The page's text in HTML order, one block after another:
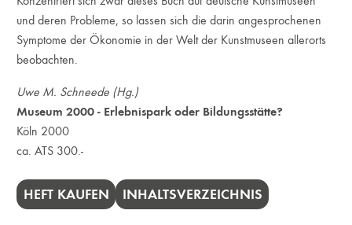
und deren Probleme, so lassen sich die darin angesprochenen
Symptome der Ökonomie in der Welt der Kunstmuseen allerorts
beobachten.
Uwe M. Schneede (Hg.)
Museum 2000 - Erlebnispark oder Bildungsstätte?
Köln 2000
ca. ATS 300.-
HEFT KAUFEN INHALTSVERZEICHNIS